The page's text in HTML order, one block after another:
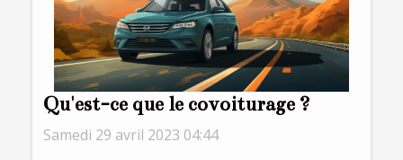
Qu'est-ce que le covoiturage ?
Samedi 29 avril 2023 04:44